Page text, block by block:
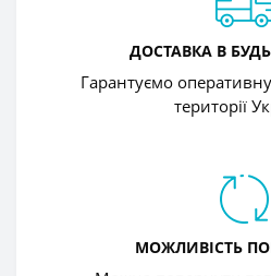
ДОСТАВКА В
Гарантуємо
території
МОЖЛИВІСТЬ